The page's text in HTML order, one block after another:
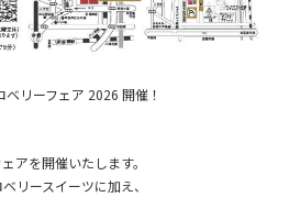
リーフェア 2026 開催！
アを開催いたします。
リースイーツに加え、